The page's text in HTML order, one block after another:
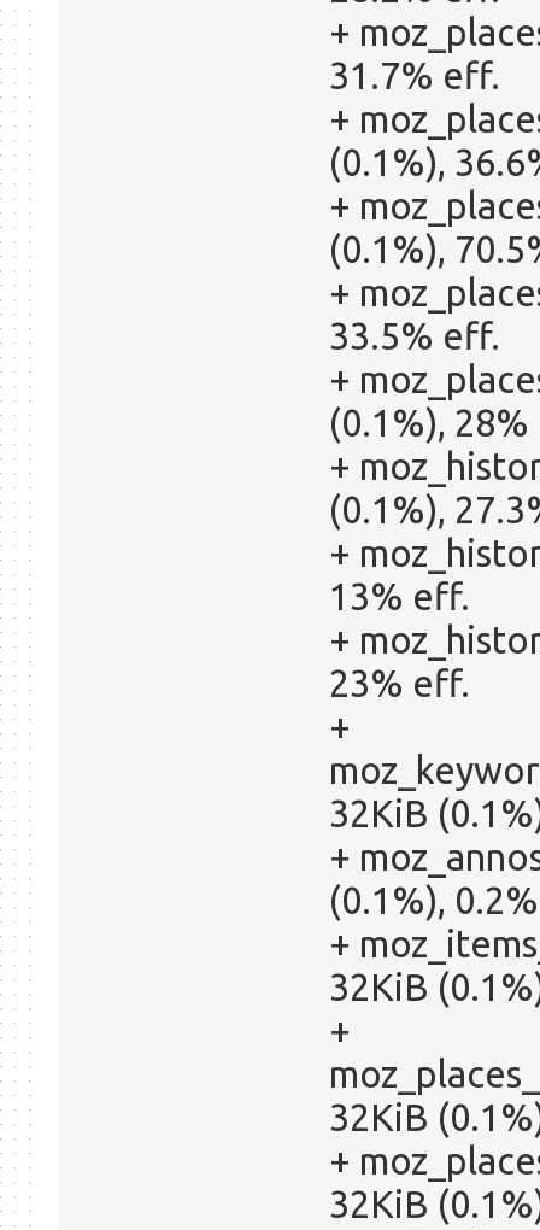
+
31.7% eff.
+
(0.1%),
+
(0.1%),
+
33.5% eff.
+
(0.1%),
+
(0.1%),
+
13% eff.
+
23% eff.
+
32KiB
+
(0.1%),
+
32KiB
+
32KiB
+
32KiB